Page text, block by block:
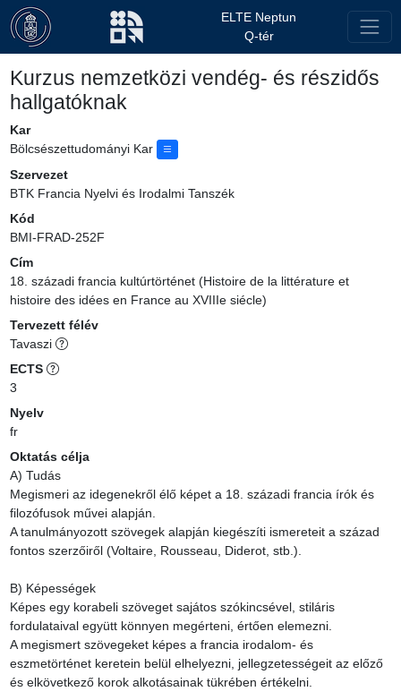
ELTE Neptun
Q-tér
Kurzus nemzetközi vendég- és részidős
hallgatóknak
Kar
Bölcsészettudományi Kar
Szervezet
BTK Francia Nyelvi és Irodalmi Tanszék
Kód
BMI-FRAD-252F
Cím
18. századi francia kultúrtörténet (Histoire de la littérature et
histoire des idées en France au XVIIIe siécle)
Tervezett félév
Tavaszi
ECTS
3
Nyelv
fr
Oktatás célja
A) Tudás
Megismeri az idegenekről élő képet a 18. századi francia írók és
filozófusok művei alapján.
A tanulmányozott szövegek alapján kiegészíti ismereteit a század
fontos szerzőiről (Voltaire, Rousseau, Diderot, stb.).
B) Képességek
Képes egy korabeli szöveget sajátos szókincsével, stiláris
fordulataival együtt könnyen megérteni, értően elemezni.
A megismert szövegeket képes a francia irodalom- és
eszmetörténet keretein belül elhelyezni, jellegzetességeit az előző
és elkövetkező korok alkotásainak tükrében értékelni.